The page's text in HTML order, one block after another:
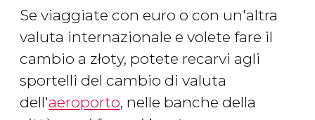
Se viaggiate con euro o con un'altra
valuta internazionale e volete fare il
cambio a złoty, potete recarvi agli
sportelli del cambio di valuta
dell'aeroporto, nelle banche della